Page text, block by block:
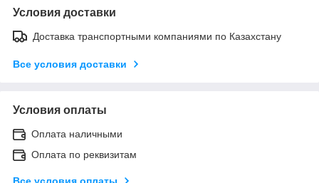
Условия доставки
Доставка транспортными компаниями по Казахстану
Все условия доставки
Условия оплаты
Оплата наличными
Оплата по реквизитам
Все условия оплаты